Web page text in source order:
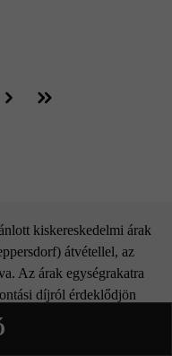
kiskereskedelmi árak
átvétellel, az
Az árak egységrakatra
díjról érdeklődjön
a legkésőbb az akció
termékekre